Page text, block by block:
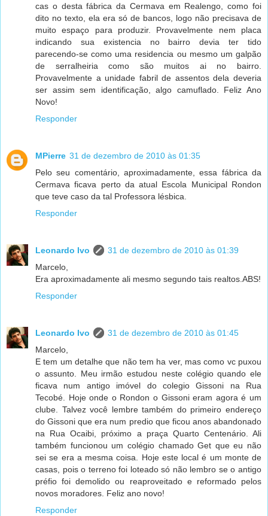
cas o desta fábrica da Cermava em Realengo, como foi
dito no texto, ela era só de bancos, logo não precisava de
muito espaço para produzir. Provavelmente nem placa
indicando sua existencia no bairro devia ter tido
parecendo-se como uma residencia ou mesmo um galpão
de serralheiria como são muitos ai no bairro.
Provavelmente a unidade fabril de assentos dela deveria
ser assim sem identificação, algo camuflado. Feliz Ano
Novo!
Responder
MPierre 31 de dezembro de 2010 às 01:35
Pelo seu comentário, aproximadamente, essa fábrica da
Cermava ficava perto da atual Escola Municipal Rondon
que teve caso da tal Professora lésbica.
Responder
Leonardo Ivo
31 de dezembro de 2010 às 01:39
Marcelo,
Era aproximadamente ali mesmo segundo tais realtos.ABS!
Responder
Leonardo Ivo
31 de dezembro de 2010 às 01:45
Marcelo,
E tem um detalhe que não tem ha ver, mas como vc puxou
o assunto. Meu irmão estudou neste colégio quando ele
ficava num antigo imóvel do colegio Gissoni na Rua
Tecobé. Hoje onde o Rondon o Gissoni eram agora é um
clube. Talvez você lembre também do primeiro endereço
do Gissoni que era num predio que ficou anos abandonado
na Rua Ocaibi, próximo a praça Quarto Centenário. Ali
também funcionou um colégio chamado Get que eu não
sei se era a mesma coisa. Hoje este local é um monte de
casas, pois o terreno foi loteado só não lembro se o antigo
préfio foi demolido ou reaproveitado e reformado pelos
novos moradores. Feliz ano novo!
Responder